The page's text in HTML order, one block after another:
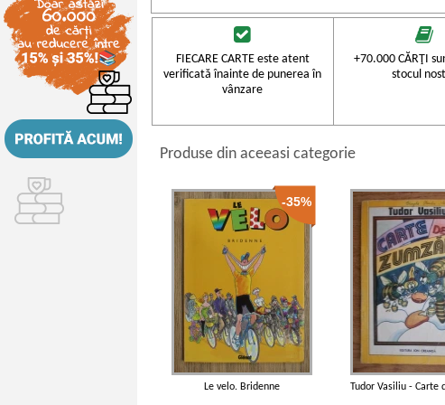
FIECARE CARTE este atent
verificată înainte de punerea în
vânzare
+70.000 CĂRŢI
stocul
Produse din aceeasi categorie
-35%
Le velo. Bridenne Tudor Vasiliu - Carte